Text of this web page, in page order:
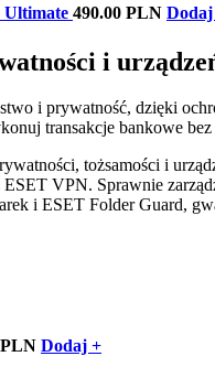
490.00 PLN
i
i prywatność, dzięki
transakcje bankowe bez
tożsamości i
VPN. Sprawnie
i ESET Folder Guard,
PLN Dodaj +